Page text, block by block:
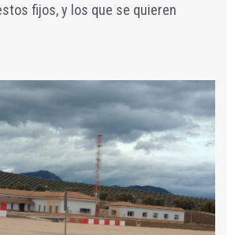
fijos, y los que se quieren